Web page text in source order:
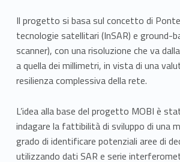
Il progetto si basa sul concetto di
tecnologie satellitari (InSAR) e ground-
scanner), con una risoluzione che va
a quella dei millimetri, in vista di una
resilienza complessiva della rete.
L’idea alla base del progetto MOBI è
indagare la fattibilità di sviluppo di una
grado di identificare potenziali aree di
utilizzando dati SAR e serie